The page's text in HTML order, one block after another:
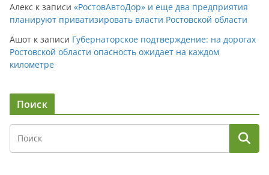
Алекс к записи «РостовАвтоДор» и еще два предприятия
планируют приватизировать власти Ростовской области
Ашот к записи Губернаторское подтверждение: на дорогах
Ростовской области опасность ожидает на каждом
километре
Поиск